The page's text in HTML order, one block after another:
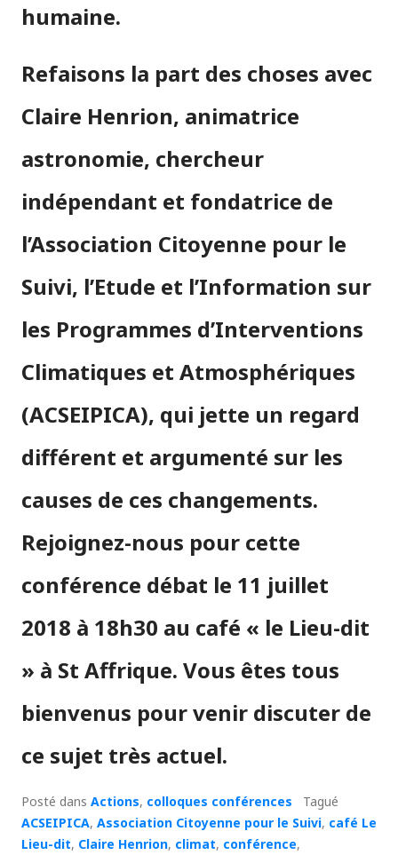
humaine.
Refaisons la part des choses avec
Claire Henrion, animatrice
astronomie, chercheur
indépendant et fondatrice de
l’Association Citoyenne pour le
Suivi, l’Etude et l’Information sur
les Programmes d’Interventions
Climatiques et Atmosphériques
(ACSEIPICA), qui jette un regard
différent et argumenté sur les
causes de ces changements.
Rejoignez-nous pour cette
conférence débat le 11 juillet
2018 à 18h30 au café « le Lieu-dit
» à St Affrique. Vous êtes tous
bienvenus pour venir discuter de
ce sujet très actuel.
Posté dans Actions, colloques conférences
Tagué
ACSEIPICA, Association Citoyenne pour le Suivi, café Le
Lieu-dit, Claire Henrion, climat, conférence,